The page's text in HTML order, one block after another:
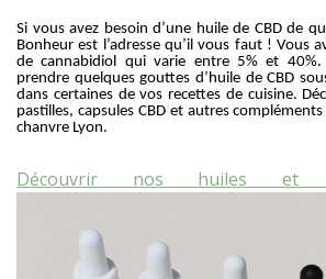
Si vous avez besoin d’une huile de CBD de
Bonheur est l’adresse qu’il vous faut ! Vous
de cannabidiol qui varie entre 5% et 40%.
prendre quelques gouttes d’huile de CBD
dans certaines de vos recettes de cuisine.
pastilles, capsules CBD et autres
chanvre Lyon.
Découvrir nos huiles et